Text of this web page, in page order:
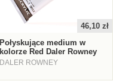
46,10 zł
Połyskujące medium w
kolorze Red Daler Rowney
DALER ROWNEY